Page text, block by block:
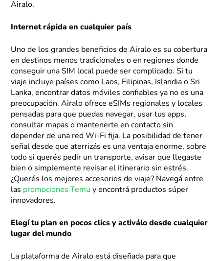
Airalo.
Internet rápida en cualquier país
Uno de los grandes beneficios de Airalo es su cobertura
en destinos menos tradicionales o en regiones donde
conseguir una SIM local puede ser complicado. Si tu
viaje incluye países como Laos, Filipinas, Islandia o Sri
Lanka, encontrar datos móviles confiables ya no es una
preocupación. Airalo ofrece eSIMs regionales y locales
pensadas para que puedas navegar, usar tus apps,
consultar mapas o mantenerte en contacto sin
depender de una red Wi-Fi fija. La posibilidad de tener
señal desde que aterrizás es una ventaja enorme, sobre
todo si querés pedir un transporte, avisar que llegaste
bien o simplemente revisar el itinerario sin estrés.
¿Querés los mejores accesorios de viaje? Navegá entre
las promociones Temu y encontrá productos súper
innovadores.
Elegí tu plan en pocos clics y activálo desde cualquier
lugar del mundo
La plataforma de Airalo está diseñada para que